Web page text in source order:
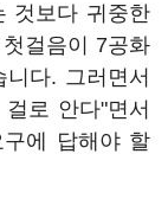
것보다 귀중한
걸음이 7공화
다. 그러면서
로 안다"면서
에 답해야 할